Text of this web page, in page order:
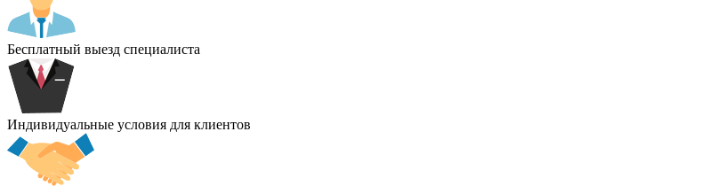
Бесплатный выезд специалиста
Индивидуальные условия для клиентов